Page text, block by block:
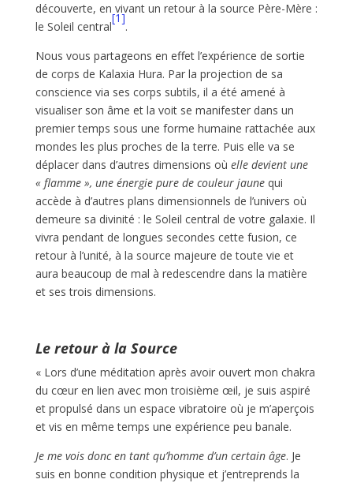
découverte, en vivant un retour à la source Père-Mère :
le Soleil central
[1]
.
Nous vous partageons en effet l’expérience de sortie
de corps de Kalaxia Hura. Par la projection de sa
conscience via ses corps subtils, il a été amené à
visualiser son âme et la voit se manifester dans un
premier temps sous une forme humaine rattachée aux
mondes les plus proches de la terre. Puis elle va se
déplacer dans d’autres dimensions où elle devient une
« flamme », une énergie pure de couleur jaune qui
accède à d’autres plans dimensionnels de l’univers où
demeure sa divinité : le Soleil central de votre galaxie. Il
vivra pendant de longues secondes cette fusion, ce
retour à l’unité, à la source majeure de toute vie et
aura beaucoup de mal à redescendre dans la matière
et ses trois dimensions.
Le retour à la Source
« Lors d’une méditation après avoir ouvert mon chakra
du cœur en lien avec mon troisième œil, je suis aspiré
et propulsé dans un espace vibratoire où je m’aperçois
et vis en même temps une expérience peu banale.
Je me vois donc en tant qu’homme d’un certain âge. Je
suis en bonne condition physique et j’entreprends la